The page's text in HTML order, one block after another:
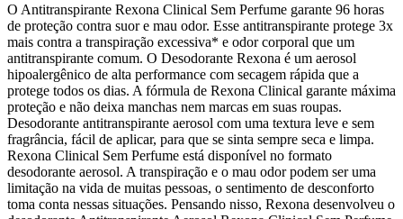
O Antitranspirante Rexona Clinical Sem Perfume garante 96 horas
de proteção contra suor e mau odor. Esse antitranspirante protege 3x
mais contra a transpiração excessiva* e odor corporal que um
antitranspirante comum. O Desodorante Rexona é um aerosol
hipoalergênico de alta performance com secagem rápida que a
protege todos os dias. A fórmula de Rexona Clinical garante máxima
proteção e não deixa manchas nem marcas em suas roupas.
Desodorante antitranspirante aerosol com uma textura leve e sem
fragrância, fácil de aplicar, para que se sinta sempre seca e limpa.
Rexona Clinical Sem Perfume está disponível no formato
desodorante aerosol. A transpiração e o mau odor podem ser uma
limitação na vida de muitas pessoas, o sentimento de desconforto
toma conta nessas situações. Pensando nisso, Rexona desenvolveu o